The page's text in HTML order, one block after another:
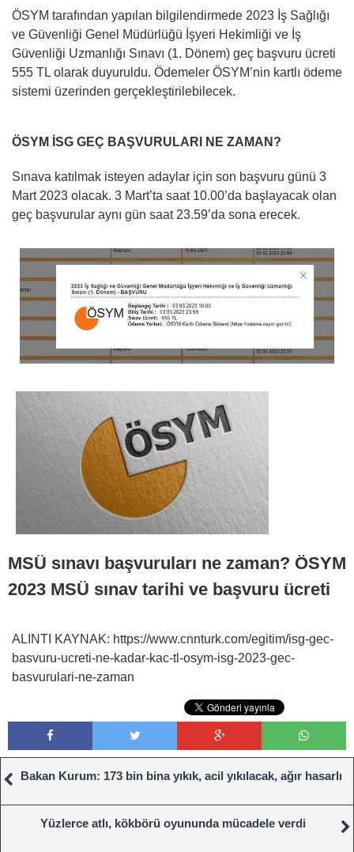
ÖSYM tarafından yapılan bilgilendirmede 2023 İş Sağlığı
ve Güvenliği Genel Müdürlüğü İşyeri Hekimliği ve İş
Güvenliği Uzmanlığı Sınavı (1. Dönem) geç başvuru ücreti
555 TL olarak duyuruldu. Ödemeler ÖSYM’nin kartlı ödeme
sistemi üzerinden gerçekleştirilebilecek.
ÖSYM İSG GEÇ BAŞVURULARI NE ZAMAN?
Sınava katılmak isteyen adaylar için son başvuru günü 3
Mart 2023 olacak. 3 Mart’ta saat 10.00’da başlayacak olan
geç başvurular aynı gün saat 23.59’da sona erecek.
MSÜ sınavı başvuruları ne zaman? ÖSYM
2023 MSÜ sınav tarihi ve başvuru ücreti
ALINTI KAYNAK: https://www.cnnturk.com/egitim/isg-gec-
basvuru-ucreti-ne-kadar-kac-tl-osym-isg-2023-gec-
basvurulari-ne-zaman
Bakan Kurum: 173 bin bina yıkık, acil yıkılacak, ağır hasarlı
Yüzlerce atlı, kökbörü oyununda mücadele verdi